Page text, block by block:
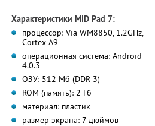
Характеристики MID Pad 7:
процессор: Via WM8850, 1.2GHz,
Cortex-A9
операционная система: Android
4.0.3
ОЗУ: 512 Мб (DDR 3)
ROM (память): 2 Гб
материал: пластик
размер экрана: 7 дюймов